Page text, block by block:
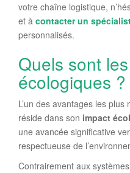
votre chaîne logistique,
et à contacter un
personnalisés.
Quels sont
écologiques ?
L’un des avantages les
réside dans son impact
une avancée significative
respectueuse de
Contrairement aux